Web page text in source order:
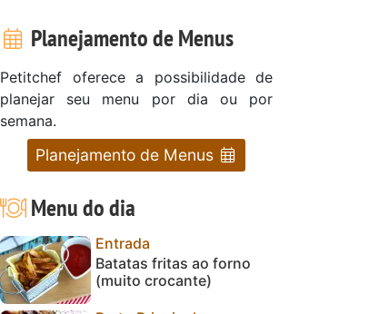
Planejamento de Menus
Petitchef oferece a possibilidade de
planejar seu menu por dia ou por
semana.
Planejamento de Menus
Menu do dia
Entrada
Batatas fritas ao forno
(muito crocante)